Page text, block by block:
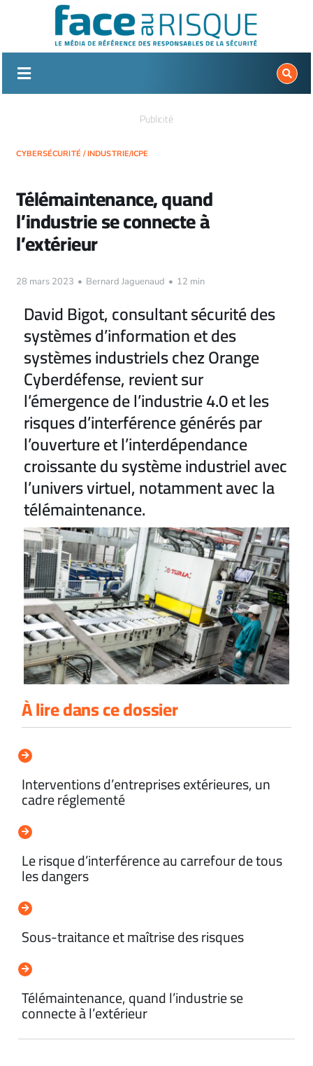
Publicité
CYBERSÉCURITÉ /INDUSTRIE/ICPE
Télémaintenance, quand
l’industrie se connecte à
l’extérieur
28 mars 2023 • Bernard Jaguenaud • 12 min
David Bigot, consultant sécurité des
systèmes d’information et des
systèmes industriels chez Orange
Cyberdéfense, revient sur
l’émergence de l’industrie 4.0 et les
risques d’interférence générés par
l’ouverture et l’interdépendance
croissante du système industriel avec
l’univers virtuel, notamment avec la
télémaintenance.
À lire dans ce dossier
Interventions d’entreprises extérieures, un
cadre réglementé
Le risque d’interférence au carrefour de tous
les dangers
Sous-traitance et maîtrise des risques
Télémaintenance, quand l’industrie se
connecte à l’extérieur